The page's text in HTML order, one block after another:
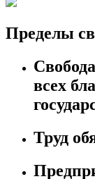
Пределы
всех
Труд